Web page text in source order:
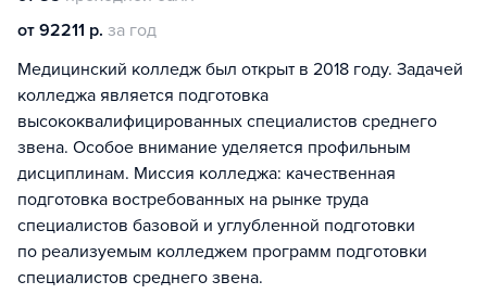
от 92211 р. за год
Медицинский колледж был открыт в 2018 году. Задачей
колледжа является подготовка
высококвалифицированных специалистов среднего
звена. Особое внимание уделяется профильным
дисциплинам. Миссия колледжа: качественная
подготовка востребованных на рынке труда
специалистов базовой и углубленной подготовки
по реализуемым колледжем программ подготовки
специалистов среднего звена.